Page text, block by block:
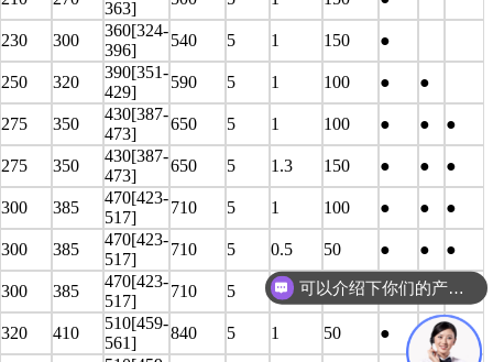
363]
230 300
360[324-
396]
540 5 1 150 ●
250 320
390[351-
429]
590 5 1 100 ● ●
275 350
430[387-
473]
650 5 1 100 ● ● ●
275 350
430[387-
473]
650 5 1.3 150 ● ● ●
300 385
470[423-
517]
710 5 1 100 ● ● ●
300 385
470[423-
517]
710 5 0.5 50 ● ● ●
300 385
470[423-
517]
710 5 1.3 150 ● ● ●
320 410
510[459-
561]
840 5 1 50 ● ● ●
可以介绍下你们的产品么